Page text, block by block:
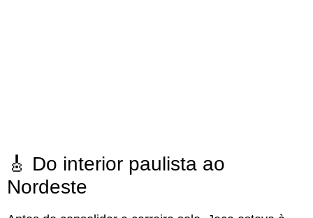
🎸 Do interior paulista ao
Nordeste